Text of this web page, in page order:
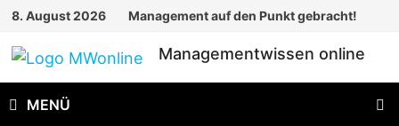
Zum
springen
8. August 2026 Management auf den Punkt gebracht!
Managementwissen online
MENÜ